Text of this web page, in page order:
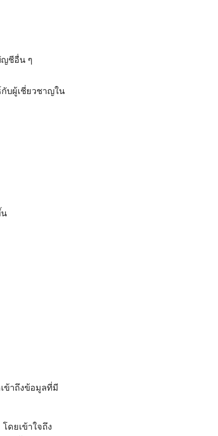
ญชีอื่น ๆ
บผู้เชี่ยวชาญใน
ข้าถึงข้อมูลที่มี
ดยเข้าใจถึง